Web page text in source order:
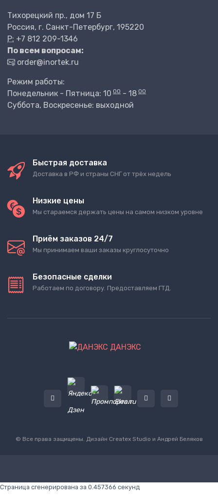
Тихорецкий пр., дом 17 Б
Россия, г. Санкт-Петербург, 195220
P: +7 812 209-1346
По всем вопросам:
order@inortek.ru
Режим работы:
Понедельник - Пятница: 10 00 - 18 00
Суббота, Воскресенье: выходной
Быстрая доставка
Доставка в РФ и страны СНГ от трёх недель
Низкие цены
Мы стараемся держать цены на самом низком уровне
Приём заказов 24/7
Мы принимаем ваши заказы круглосуточно
Безопасные сделки
Работаем по договору. Предоставляем ГТД.
ДАНЭКС
© Все права защищены. Дизайн Createx Studio и Андрей Беляков
Страница сгенерирована за 0.457366 секунд